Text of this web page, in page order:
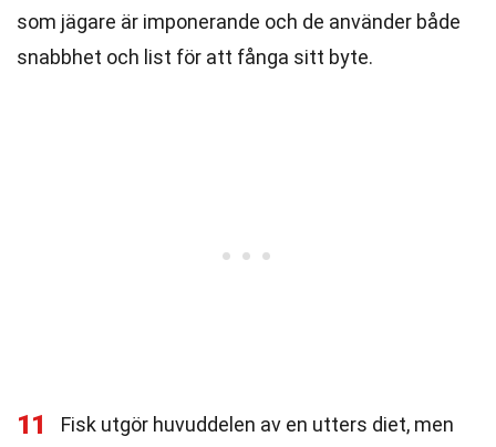
som jägare är imponerande och de använder både
snabbhet och list för att fånga sitt byte.
11
Fisk utgör huvuddelen av en utters diet, men